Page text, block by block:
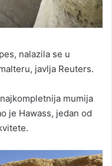
nalazila se u
javlja Reuters.
mumija
je Hawass, jedan od